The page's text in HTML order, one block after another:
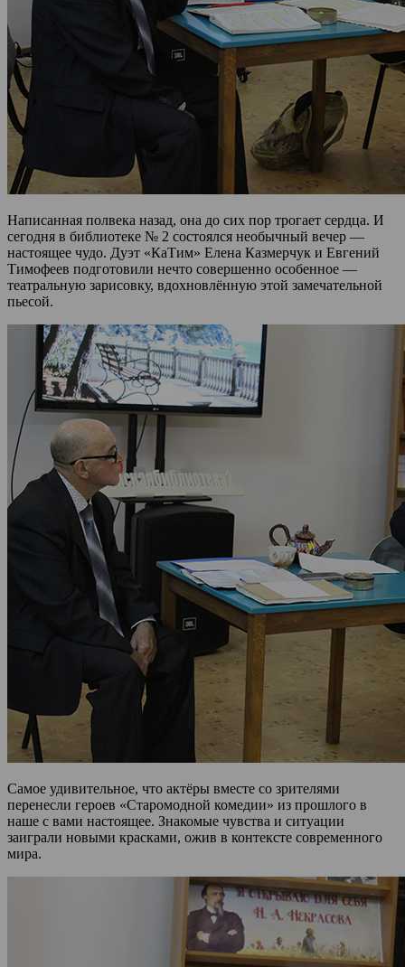
Написанная полвека назад, она до сих пор трогает сердца. И
сегодня в библиотеке № 2 состоялся необычный вечер —
настоящее чудо. Дуэт «КаТим» Елена Казмерчук и Евгений
Тимофеев подготовили нечто совершенно особенное —
театральную зарисовку, вдохновлённую этой замечательной
пьесой.
Самое удивительное, что актёры вместе со зрителями
перенесли героев «Старомодной комедии» из прошлого в
наше с вами настоящее. Знакомые чувства и ситуации
заиграли новыми красками, ожив в контексте современного
мира.